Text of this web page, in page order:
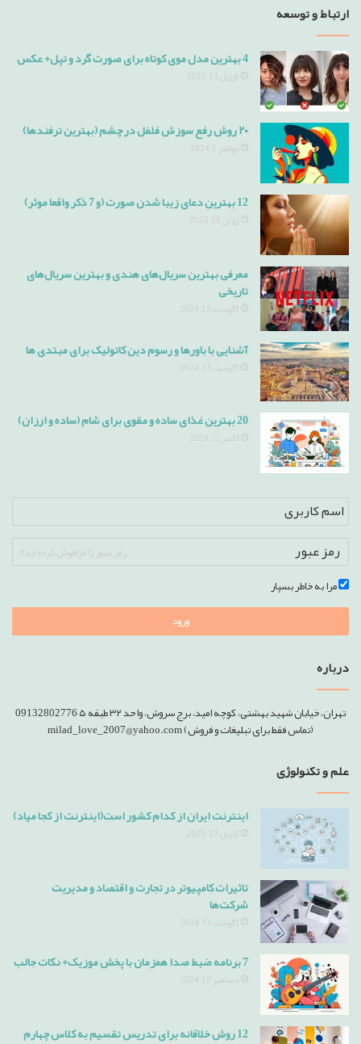
ارتباط و توسعه
4 بهترین مدل موی کوتاه برای صورت گرد و تپل+ عکس
آوریل 13, 2025
۲۰ روش رفع سوزش فلفل در چشم (بهترین ترفندها)
نوامبر 2, 2024
12 بهترین دعای زیبا شدن صورت (و 7 ذکر واقعا موثر)
ژوئن 28, 2025
معرفی بهترین سریال‌های هندی و بهترین سریال‌های
تاریخی
آگوست 13, 2024
آشنایی با باورها و رسوم دین کاتولیک برای مبتدی ها
آگوست 13, 2024
20 بهترین غذای ساده و مقوی برای شام (ساده و ارزان)
اکتبر 22, 2024
رمز عبور را فراموش کرده اید؟
مرا به خاطر بسپار
ورود
درباره
تهران، خیابان شهید بهشتی، کوچه امید، برج سروش، واحد ۳۲ طبقه ۵ 09132802776
(تماس فقط برای تبلیغات و فروش) milad_love_2007@yahoo.com
علم و تکنولوژی
اینترنت ایران از کدام کشور است(اینترنت از کجا میاد)
آوریل 12, 2025
تاثیرات کامپیوتر در تجارت و اقتصاد و مدیریت
شرکت‌ها
آگوست 13, 2024
7 برنامه ضبط صدا همزمان با پخش موزیک+ نکات جالب
دسامبر 10, 2024
12 روش خلاقانه برای تدریس تقسیم به کلاس چهارم